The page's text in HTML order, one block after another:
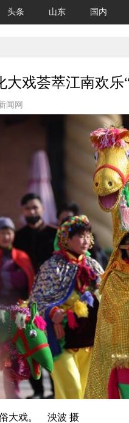
头条 山东 国内
大戏荟萃江南欢乐
闻网
大戏。 泱波 摄